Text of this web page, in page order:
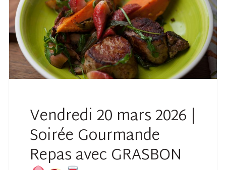
Vendredi 20 mars 2026 |
Soirée Gourmande
Repas avec GRASBON